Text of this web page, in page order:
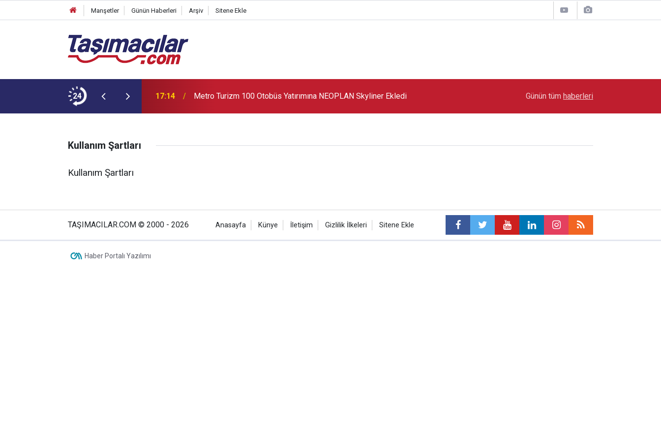
Manşetler Günün Haberleri Arşiv Sitene Ekle
24 17:14 Metro Turizm 100 Otobüs Yatırımına NEOPLAN Skyliner Ekledi Audi Q9 Markanın En Büyük SUV Modeli Oldu
Günün tüm haberleri
Kullanım Şartları
Kullanım Şartları
TAŞIMACILAR.COM © 2000 - 2026 Anasayfa Künye İletişim Gizlilik İlkeleri Sitene Ekle
Haber Portalı Yazılımı